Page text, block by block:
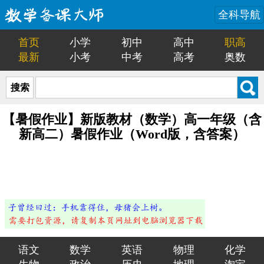
全科导航
首页 小学 初中 高中
职高
最新
小考 中考 高考 奥数
搜索
【暑假作业】新版教材（数学）高一年级（含
新高二）暑假作业（Word版，含答案）
语文 数学 英语 物理
化学